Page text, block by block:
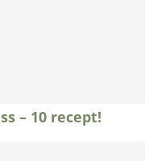
– 10 recept!